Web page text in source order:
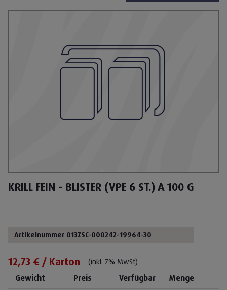
KRILL FEIN - BLISTER (VPE 6 ST.) A 100 G
Artikelnummer 013ZSC-000242-19964-30
12,73 € / Karton (inkl. 7% MwSt)
Gewicht Preis Verfügbar Menge